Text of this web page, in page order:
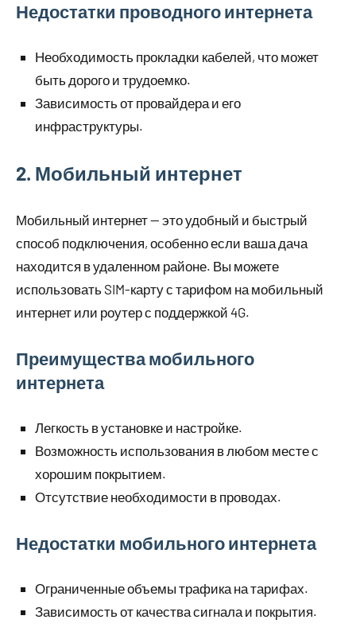
Недостатки проводного интернета
Необходимость прокладки кабелей, что может
быть дорого и трудоемко.
Зависимость от провайдера и его
инфраструктуры.
2. Мобильный интернет
Мобильный интернет — это удобный и быстрый
способ подключения, особенно если ваша дача
находится в удаленном районе. Вы можете
использовать SIM-карту с тарифом на мобильный
интернет или роутер с поддержкой 4G.
Преимущества мобильного
интернета
Легкость в установке и настройке.
Возможность использования в любом месте с
хорошим покрытием.
Отсутствие необходимости в проводах.
Недостатки мобильного интернета
Ограниченные объемы трафика на тарифах.
Зависимость от качества сигнала и покрытия.